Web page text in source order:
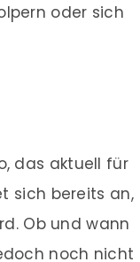
oder sich
das aktuell für
sich bereits an,
Ob und wann
noch nicht